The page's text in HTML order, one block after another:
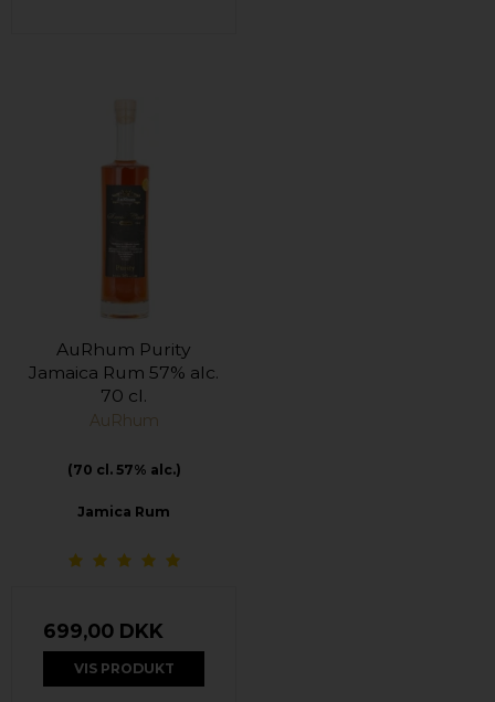
AuRhum Purity
Jamaica Rum 57% alc.
70 cl.
AuRhum
(70 cl. 57% alc.)
Jamica Rum
699,00 DKK
VIS PRODUKT